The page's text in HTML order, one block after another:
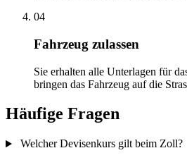
04
Fahrzeug zulassen
Sie erhalten alle Unterlagen für
bringen das Fahrzeug auf die
Häufige Fragen
Welcher Devisenkurs gilt beim Zoll?